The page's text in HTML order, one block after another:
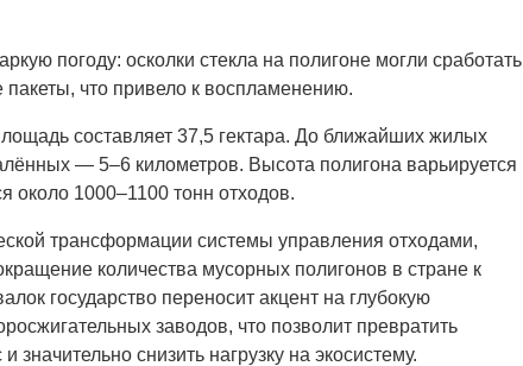
погоду: осколки стекла на полигоне могли сработать
пакеты, что привело к воспламенению.
составляет 37,5 гектара. До ближайших жилых
— 5–6 километров. Высота полигона варьируется
около 1000–1100 тонн отходов.
трансформации системы управления отходами,
количества мусорных полигонов в стране к
государство переносит акцент на глубокую
заводов, что позволит превратить
снизить нагрузку на экосистему.